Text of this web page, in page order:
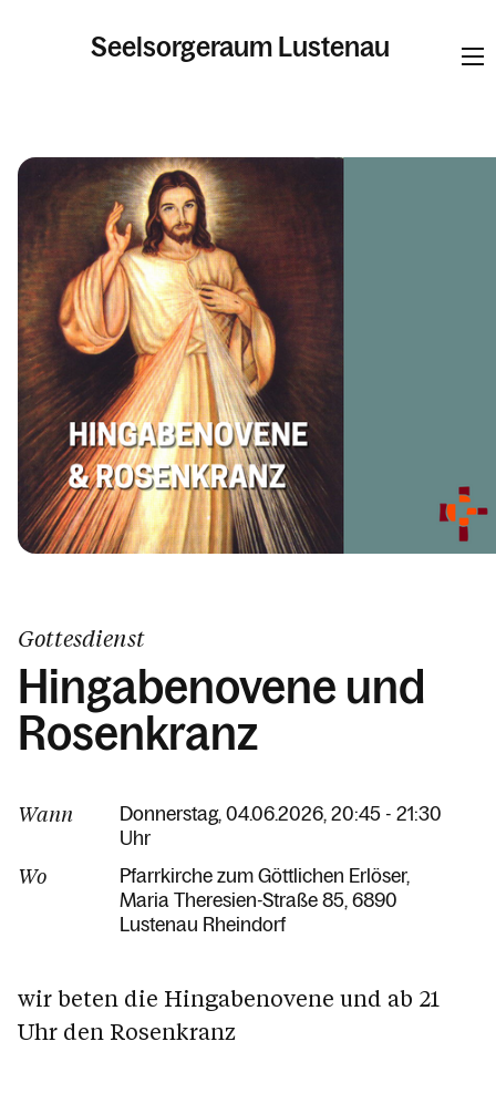
Seelsorgeraum Lustenau
Pfarren
Kalender
Personen
Kontakt
Gottesdienst
Hingabenovene und
Rosenkranz
Wann
Donnerstag, 04.06.2026, 20:45 - 21:30
Uhr
Wo
Pfarrkirche zum Göttlichen Erlöser
Maria Theresien-Straße 85 6890
Lustenau Rheindorf
wir beten die Hingabenovene und ab 21
Uhr den Rosenkranz